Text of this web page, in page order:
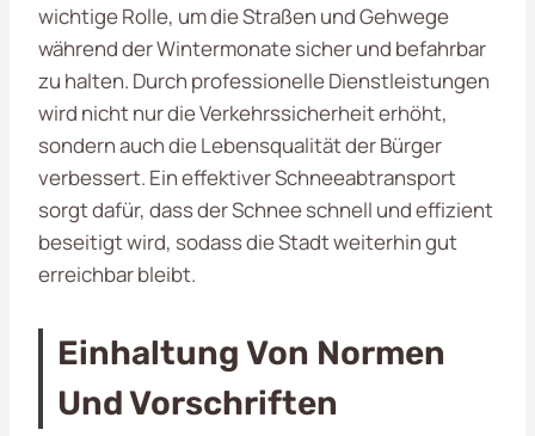
wichtige Rolle, um die Straßen und Gehwege
während der Wintermonate sicher und befahrbar
zu halten. Durch professionelle Dienstleistungen
wird nicht nur die Verkehrssicherheit erhöht,
sondern auch die Lebensqualität der Bürger
verbessert. Ein effektiver Schneeabtransport
sorgt dafür, dass der Schnee schnell und effizient
beseitigt wird, sodass die Stadt weiterhin gut
erreichbar bleibt.
Einhaltung Von Normen
Und Vorschriften